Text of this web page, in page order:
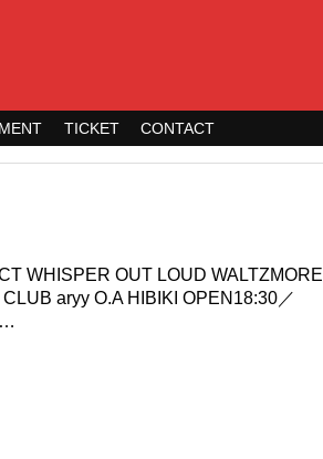
TICKET CONTACT
WHISPER OUT LOUD WALTZMORE
aryy O.A HIBIKI OPEN18:30／